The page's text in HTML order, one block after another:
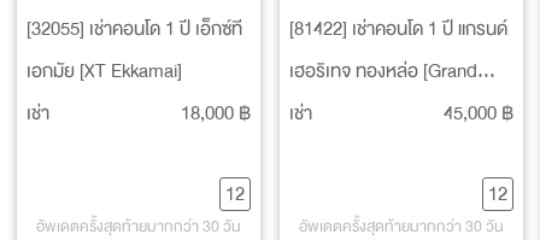
[32055] เช่าคอนโด 1 ปี เอ็กซ์ที
เอกมัย [XT Ekkamai]
เช่า
18,000 ฿
12
อัพเดตครั้งสุดท้ายมากกว่า 30 วัน
[81422] เช่าคอนโด 1 ปี แกรนด์
เฮอริเทจ ทองหล่อ [Grand
Heritage Thonglor]
เช่า 45,000 ฿
12
อัพเดตครั้งสุดท้ายมากกว่า 30 วัน